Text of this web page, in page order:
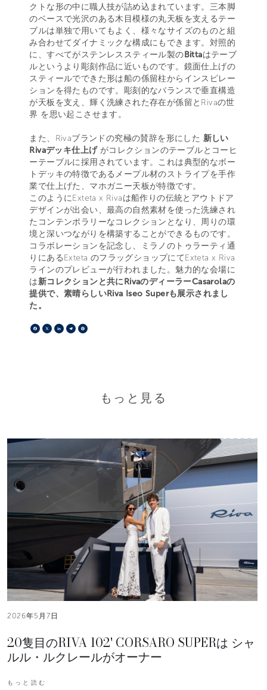
クトな形の中に職人技が詰め込まれています。三本脚
のベースで光沢のある木目模様の丸天板を支えるテー
ブルは単独で用いてもよく、様々なサイズのものと組
み合わせてダイナミックな構成にもできます。対照的
に、すべてがステンレススティール製のBittaはテーブ
ルというより彫刻作品に近いものです。鏡面仕上げの
スティールでできた形は船の係留柱からインスピレー
ションを得たものです。彫刻的なバランスで垂直構造
が天板を支え、輝く洗練された存在が係留とRivaの世
界 を思い起こさせます。
また、Rivaブランドの究極の賛辞を形にした 新しい
Rivaデッキ仕上げ がコレクションのテーブルとコーヒ
ーテーブルに採用されています。これは典型的なボー
トデッキの特徴であるメープル材のストライプを手作
業で仕上げた、マホガニー天板が特徴です。
このようにExteta x Rivaは船作りの伝統とアウトドア
デザインが出会い、最高の自然素材を使った洗練され
たコンテンポラリーなコレクションとなり、周りの環
境と深いつながりを構築することができるものです。
コラボレーションを記念し、ミラノのトゥラーティ通
りにあるExteta のフラッグショップにてExteta x Riva
ラインのプレビューが行われました。魅力的な会場に
は新コレクションと共にRivaのディーラーCasarolaの
提供で、素晴らしいRiva Iseo Superも展示されまし
た。
Facebook
X LinkedIn
Telegram
もっと見る
2026年5月7日
20隻目のRIVA 102' CORSARO SUPERは シャ
ルル・ルクレールがオーナー
もっと読む